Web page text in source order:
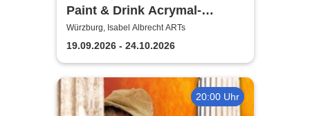
Paint & Drink Acrymal-
Workshop | Isabel Albrecht
ARTs
Würzburg, Isabel Albrecht ARTs
19.09.2026 - 24.10.2026
20:00 Uhr